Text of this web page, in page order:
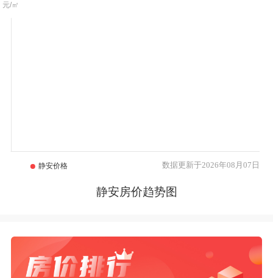
静安房价趋势图
数据更新于2026年08月07日